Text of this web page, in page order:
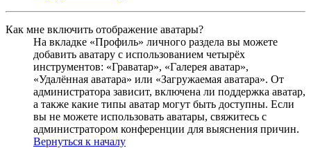
Как мне включить отображение аватары?
На вкладке «Профиль» личного раздела вы можете
добавить аватару с использованием четырёх
инструментов: «Граватар», «Галерея аватар»,
«Удалённая аватара» или «Загружаемая аватара». От
администратора зависит, включена ли поддержка аватар,
а также какие типы аватар могут быть доступны. Если
вы не можете использовать аватары, свяжитесь с
администратором конференции для выяснения причин.
Вернуться к началу